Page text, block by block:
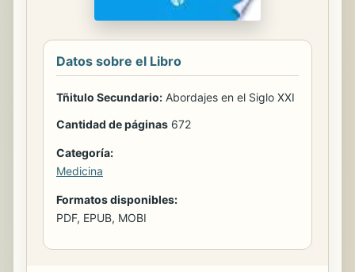
Datos sobre el Libro
Tñitulo Secundario: Abordajes en el Siglo XXI
Cantidad de páginas 672
Categoría:
Medicina
Formatos disponibles:
PDF, EPUB, MOBI